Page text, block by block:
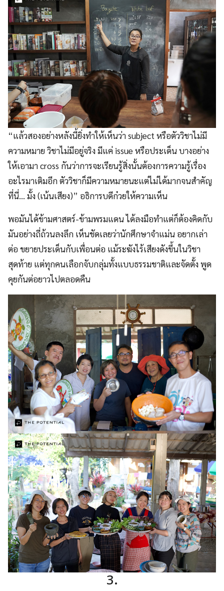
“แล้วสองอย่างหลังนี้ยิ่งทำให้เห็นว่า subject หรือตัววิชาไม่มี
ความหมาย วิชาไม่มีอยู่จริง มีแค่ issue หรือประเด็น บางอย่าง
ให้เอามา cross กันว่าการจะเรียนรู้สิ่งนั้นต้องการความรู้เรื่อง
อะไรมาเติมอีก ตัววิชาก็มีความหมายนะแต่ไม่ได้มากจนสำคัญ
ที่นี่… มั้ง (เน้นเสียง)” อธิการบดีก๋วยให้ความเห็น
พอมันได้ข้ามศาสตร์-ข้ามพรมแดน ได้ลงมือทำแต่ก็ต้องคิดกับ
มันอย่างถี่ถ้วนลงลึก เห็นชัดเลยว่านักศึกษาจำแม่น อยากเล่า
ต่อ ขยายประเด็นกับเพื่อนต่อ แม้ระฆังไร้เสียงดังขึ้นในวิชา
สุดท้าย แต่ทุกคนเลือกจับกลุ่มทั้งแบบธรรมชาติและจัดตั้ง พูด
คุยกันต่อยาวไปตลอดคืน
3.